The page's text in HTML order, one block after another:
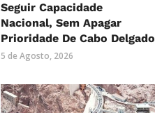
Seguir Capacidade
Nacional, Sem Apagar
Prioridade De Cabo Delgado
5 de Agosto, 2026